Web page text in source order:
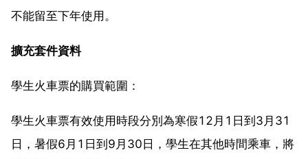
不能留至下年使用。
擴充套件資料
學生火車票的購買範圍：
學生火車票有效使用時段分別為寒假12月1日到3月31
日，暑假6月1日到9月30日，學生在其他時間乘車，將